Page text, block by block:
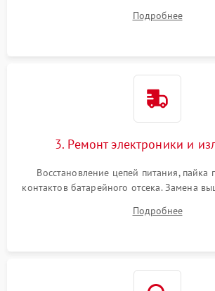
излучателя, а также механизма
уплотнительных прокладок и выявление
Подробнее
3. Ремонт электроники и
Восстановление цепей питания, пайка
контактов батарейного отсека. Замена
светодиода или микросхемы управления
платы от коррозии и нанесение
Подробнее